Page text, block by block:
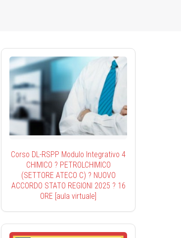
Corso DL-RSPP Modulo Integrativo 4
CHIMICO ? PETROLCHIMICO
(SETTORE ATECO C) ? NUOVO
ACCORDO STATO REGIONI 2025 ? 16
ORE [aula virtuale]